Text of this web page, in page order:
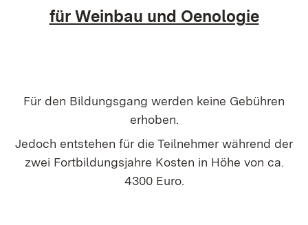
für Weinbau und Oenologie
Für den Bildungsgang werden keine Gebühren
erhoben.
Jedoch entstehen für die Teilnehmer während der
zwei Fortbildungsjahre Kosten in Höhe von ca.
4300 Euro.